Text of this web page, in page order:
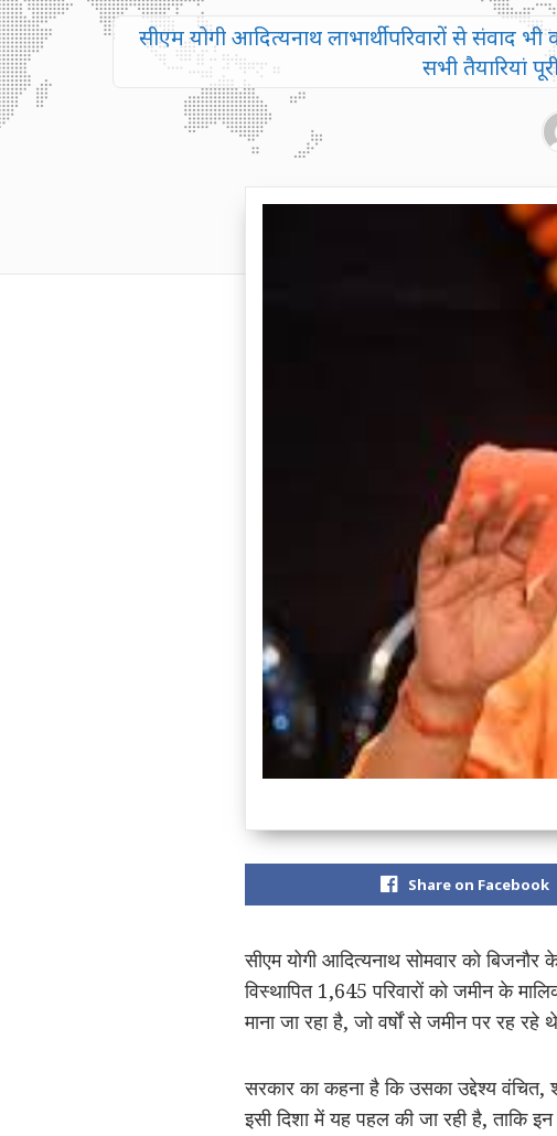
सीएम योगी आदित्यनाथ लाभार्थी परिवारों से संवाद
सभी तैयारियां
Share on Facebook
सीएम योगी आदित्यनाथ सोमवार को
विस्थापित 1,645 परिवारों को जमीन के
माना जा रहा है, जो वर्षों से जमीन पर रह
सरकार का कहना है कि उसका उद्देश्य वंचित,
इसी दिशा में यह पहल की जा रही है, ताकि